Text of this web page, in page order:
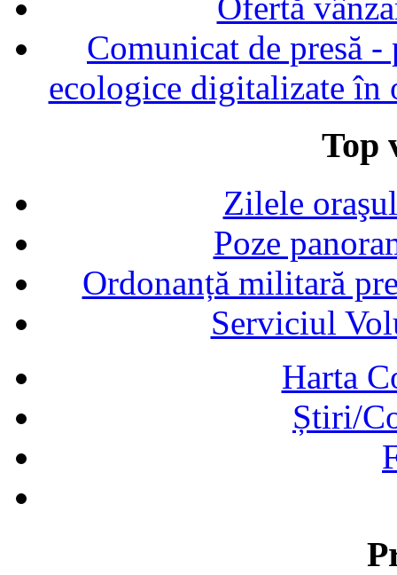
Ofertă
Comunicat de presă
ecologice digitalizate în
Top
Zilele
Poze
Ordonanță militară
Serviciul
Harta
Știri/